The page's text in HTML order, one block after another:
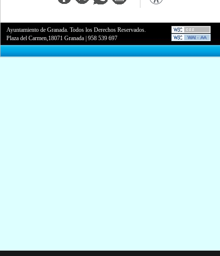
Ayuntamiento de Granada. Todos los Derechos Reservados.
Plaza del Carmen,18071 Granada |958 539 697